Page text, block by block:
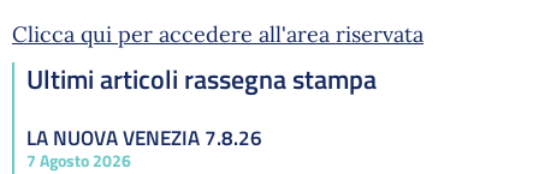
Clicca qui per accedere all'area riservata
Ultimi articoli rassegna stampa
LA NUOVA VENEZIA 7.8.26
7 Agosto 2026